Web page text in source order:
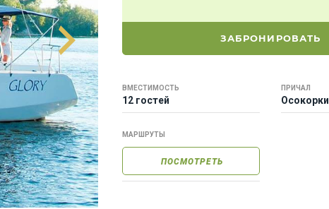
ЗАБРОНИРОВАТЬ
ВМЕСТИМОСТЬ
12 гостей
ПРИЧАЛ
Осокорки
МАРШРУТЫ
ПОСМОТРЕТЬ